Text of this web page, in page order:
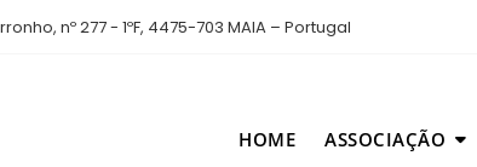
nº 277 - 1ºF, 4475-703 MAIA – Portugal
HOME ASSOCIAÇÃO